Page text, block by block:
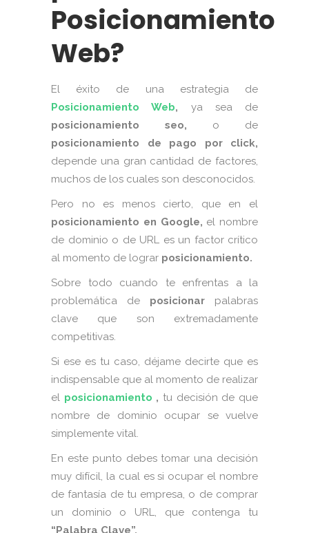
Posicionamiento
Web?
El éxito de una estrategia de
Posicionamiento Web, ya sea de
posicionamiento seo, o de
posicionamiento de pago por click,
depende una gran cantidad de factores,
muchos de los cuales son desconocidos.
Pero no es menos cierto, que en el
posicionamiento en Google, el nombre
de dominio o de URL es un factor crítico
al momento de lograr posicionamiento.
Sobre todo cuando te enfrentas a la
problemática de posicionar palabras
clave que son extremadamente
competitivas.
Si ese es tu caso, déjame decirte que es
indispensable que al momento de realizar
el posicionamiento , tu decisión de que
nombre de dominio ocupar se vuelve
simplemente vital.
En este punto debes tomar una decisión
muy difícil, la cual es si ocupar el nombre
de fantasía de tu empresa, o de comprar
un dominio o URL, que contenga tu
“Palabra Clave”.